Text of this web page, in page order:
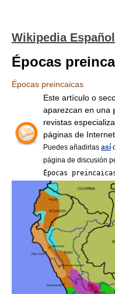
Wikipedia Español
Épocas
Épocas preincaicas
Este artículo o
aparezcan en una
revistas
páginas de Internet
Puedes añadirlas así
página de discusión
Épocas